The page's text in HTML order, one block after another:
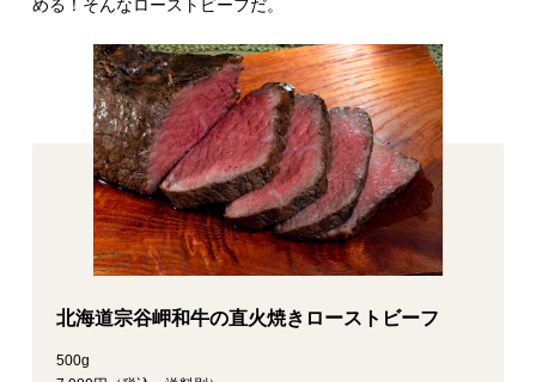
める！そんなローストビーフだ。
北海道宗谷岬和牛の直火焼きローストビーフ
500g